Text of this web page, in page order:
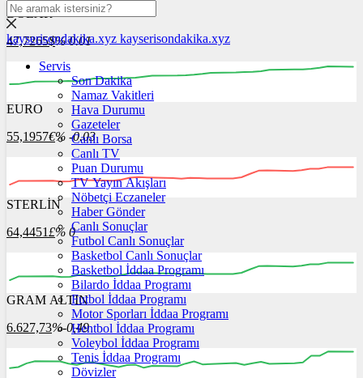
DOLAR
47,7265$% 0.01
00:00 00:00
EURO
55,1957€% -0.03
00:00 00:00
STERLİN
64,4451£% 0
00:00 00:00 00:00
GRAM ALTIN
6.627,73%-0,49
kayserisondakika.xyz kayserisondakika.xyz
Servis
Son Dakika
Namaz Vakitleri
Hava Durumu
Gazeteler
Canlı Borsa
Canlı TV
Puan Durumu
TV Yayın Akışları
Nöbetçi Eczaneler
Haber Gönder
Canlı Sonuçlar
Futbol Canlı Sonuçlar
Basketbol Canlı Sonuçlar
Basketbol İddaa Programı
Bilardo İddaa Programı
Futbol İddaa Programı
Motor Sporları İddaa Programı
Hentbol İddaa Programı
Voleybol İddaa Programı
Tenis İddaa Programı
Dövizler